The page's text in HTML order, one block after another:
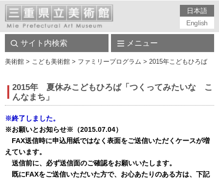
日本語
English
サイト内検索 メニュー
美術館 > こども美術館 > ファミリープログラム > 2015年こどもひろば
2015年 夏休みこどもひろば「つくってみたいな こ
んなまち」
※終了しました。
※お願いとお知らせ※（2015.07.04）
FAX送信時に申込用紙ではなく表面をご送信いただくケースが増
えています。
送信前に、必ず送信面のご確認をお願いいたします。
既にFAXをご送信いただいた方で、お心あたりのある方は、下記